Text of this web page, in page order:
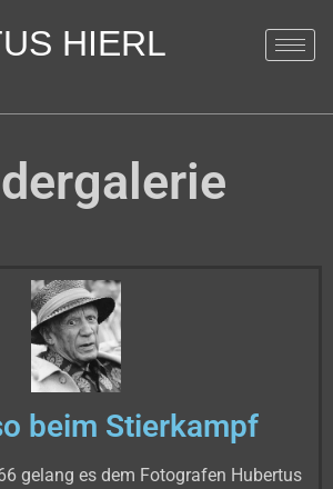
HIERL
beim Stierkampf
gelang es dem Fotografen Hubertus